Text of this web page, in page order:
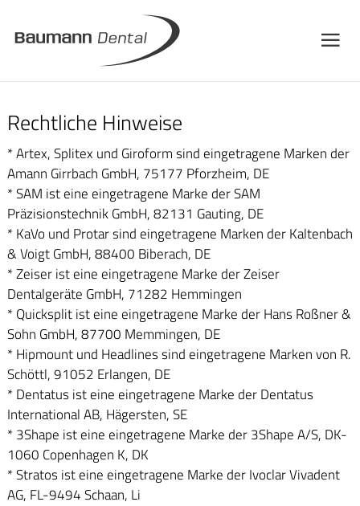
Rechtliche Hinweise
* Artex, Splitex und Giroform sind eingetragene Marken der
Amann Girrbach GmbH, 75177 Pforzheim, DE
*SAM ist eine eingetragene Marke derSAM
Präzisionstechnik GmbH, 82131 Gauting, DE
* KaVo und Protar sind eingetragene Marken der Kaltenbach
& Voigt GmbH, 88400 Biberach, DE
* Zeiser ist eine eingetragene Marke der Zeiser
Dentalgeräte GmbH, 71282 Hemmingen
* Quicksplit ist eine eingetragene Marke der Hans Roßner &
Sohn GmbH, 87700 Memmingen, DE
* Hipmount und Headlines sind eingetragene Marken von R.
Schöttl, 91052 Erlangen, DE
* Dentatus ist eine eingetragene Marke der Dentatus
International AB, Hägersten, SE
* 3Shape ist eine eingetragene Marke der 3Shape A/S, DK-
1060 Copenhagen K, DK
* Stratos ist eine eingetragene Marke der Ivoclar Vivadent
AG, FL-9494 Schaan, Li